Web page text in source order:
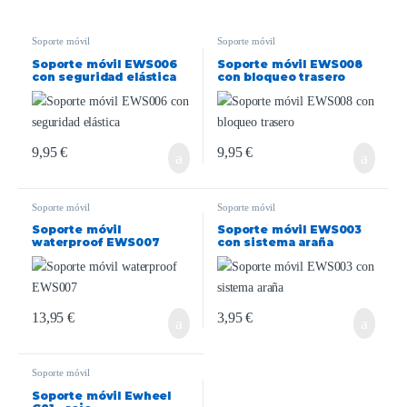
Soporte móvil
Soporte móvil EWS006
con seguridad elástica
9,95€
Soporte móvil
Soporte móvil EWS008
con bloqueo trasero
9,95€
Soporte móvil
Soporte móvil
waterproof EWS007
13,95€
Soporte móvil
Soporte móvil EWS003
con sistema araña
3,95€
Soporte móvil
Soporte móvil Ewheel